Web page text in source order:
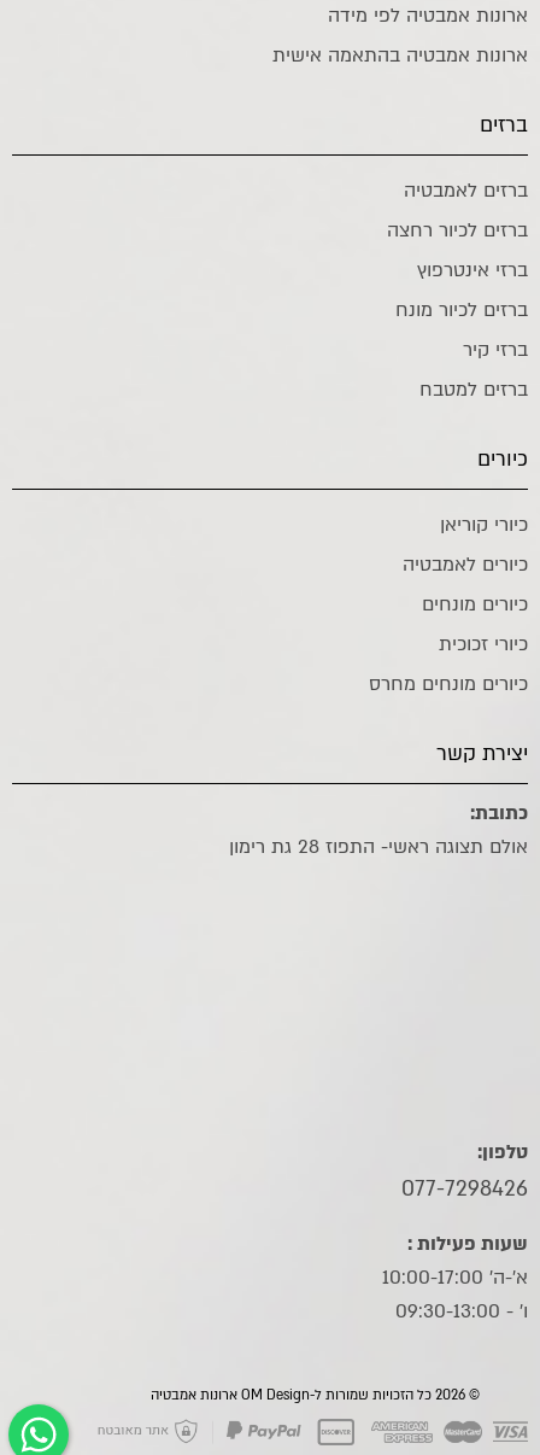
ארונות אמבטיה לפי מידה
ארונות אמבטיה בהתאמה אישית
ברזים
ברזים לאמבטיה
ברזים לכיור רחצה
ברזי אינטרפוץ
ברזים לכיור מונח
ברזי קיר
ברזים למטבח
כיורים
כיורי קוריאן
כיורים לאמבטיה
כיורים מונחים
כיורי זכוכית
כיורים מונחים מחרס
יצירת קשר
כתובת:
אולם תצוגה ראשי- התפוז 28 גת רימון
טלפון:
077-7298426
שעות פעילות :
א'-ה' 10:00-17:00
ו׳ - 09:30-13:00
© 2026 כל הזכויות שמורות ל-OM Design ארונות אמבטיה